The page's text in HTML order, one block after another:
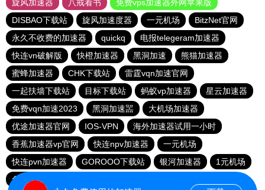
旋风加速器
八戒看书
免费vps加速器外网苹果版
DISBAO下载站
旋风加速度器 一元机场
BitzNet官网
永久不收费的加速器
quickq
电报telegeram加速器
快连vn破解版
快橙加速器 黑洞加速
熊猫加速器
蜜蜂加速器
CHK下载站
雷霆vqn加速官网
一起扶墙下载站
目标下载站 蚂蚁vp加速器
星云加速器
免费vqn加速2023
黑洞加速噐
大机场加速器
优途加速器官网
IOS-VPN
海外加速器试用一小时
香蕉加速器vp官网
快连npv加速器
一元机场
快连pvn加速器
GOROOO下载站 银河加速器
1元机场
免费vqn外网